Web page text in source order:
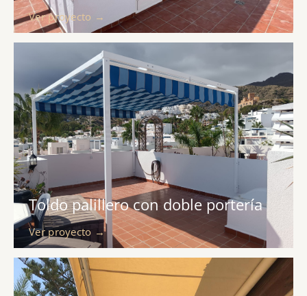
Ver proyecto →
Toldo palillero con doble portería
Ver proyecto →